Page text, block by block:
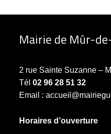
Mairie de Mûr-
2 rue Sainte Suzanne –
Tél 02 96 28 51 32
Email :
Horaires d’ouverture